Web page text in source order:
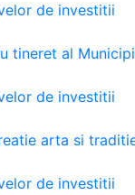
de investitii
tineret al
de investitii
arta si
de investitii